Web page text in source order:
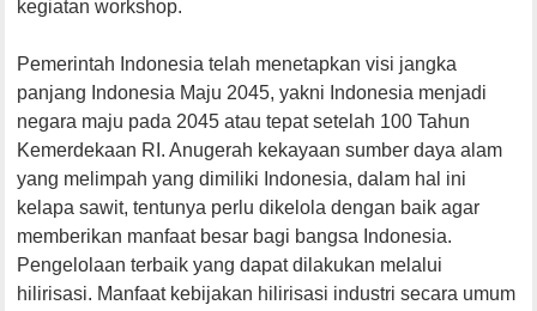
kegiatan workshop.
Pemerintah Indonesia telah menetapkan visi jangka
panjang Indonesia Maju 2045, yakni Indonesia menjadi
negara maju pada 2045 atau tepat setelah 100 Tahun
Kemerdekaan RI. Anugerah kekayaan sumber daya alam
yang melimpah yang dimiliki Indonesia, dalam hal ini
kelapa sawit, tentunya perlu dikelola dengan baik agar
memberikan manfaat besar bagi bangsa Indonesia.
Pengelolaan terbaik yang dapat dilakukan melalui
hilirisasi. Manfaat kebijakan hilirisasi industri secara umum